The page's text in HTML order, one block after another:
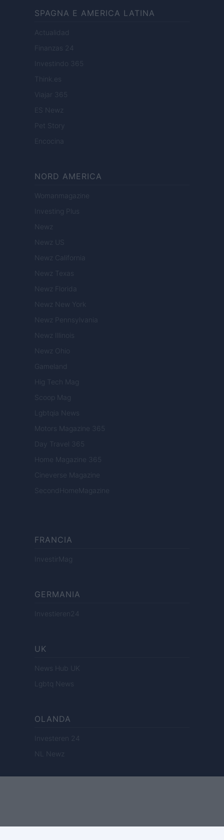
SPAGNA E AMERICA LATINA
Actualidad
Finanzas 24
Investindo 365
Think.es
Viajar 365
ES Newz
Pet Story
Encocina
NORD AMERICA
Womanmagazine
Investing Plus
Newz
Newz US
Newz California
Newz Texas
Newz Florida
Newz New York
Newz Pennsylvania
Newz Illinois
Newz Ohio
Gameland
Hig Tech Mag
Scoop Mag
Lgbtqia News
Motors Magazine 365
Day Travel 365
Home Magazine 365
Cineverse Magazine
SecondHomeMagazine
FRANCIA
InvestirMag
GERMANIA
Investieren24
UK
News Hub UK
Lgbtq News
OLANDA
Investeren 24
NL Newz